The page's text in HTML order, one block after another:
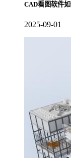
CAD看图软件
2025-09-01